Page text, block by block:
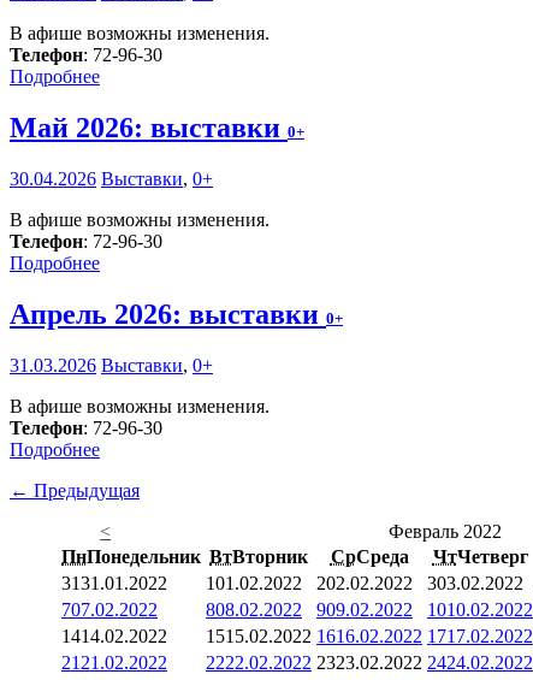
В афише возможны изменения.
Телефон: 72-96-30
Подробнее
Май 2026: выставки 0+
30.04.2026 Выставки, 0+
В афише возможны изменения.
Телефон: 72-96-30
Подробнее
Апрель 2026: выставки 0+
31.03.2026 Выставки, 0+
В афише возможны изменения.
Телефон: 72-96-30
Подробнее
← Предыдущая
<
Февраль 2022
ПнПонедельник ВтВторник СрСреда ЧтЧетверг
3131.01.2022 101.02.2022 202.02.2022 303.02.2022
707.02.2022 808.02.2022 909.02.2022 1010.02.2022
1414.02.2022 1515.02.2022 1616.02.2022 1717.02.2022
21 21.02.2022 2222.02.2022 2323.02.2022 2424.02.2022